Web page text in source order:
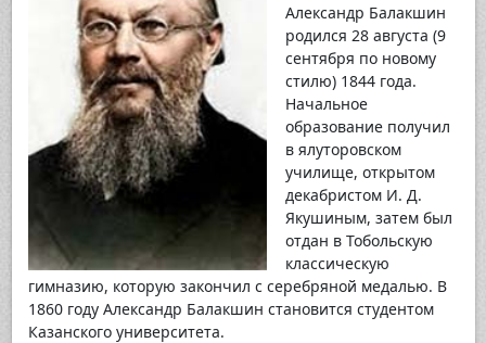
Александр Балакшин
родился 28 августа (9
сентября по новому
стилю) 1844 года.
Начальное
образование получил
в ялуторовском
училище, открытом
декабристом И. Д.
Якушиным, затем был
отдан в Тобольскую
классическую
гимназию, которую закончил с серебряной медалью. В
1860 году Александр Балакшин становится студентом
Казанского университета.